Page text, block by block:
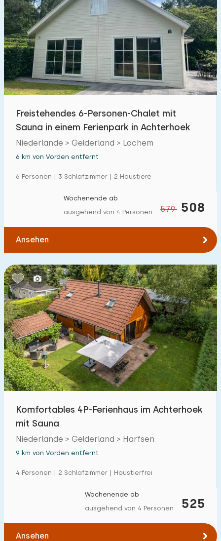
Freistehendes 6-Personen-Chalet mit
Sauna in einem Ferienpark in Achterhoek
Niederlande > Gelderland > Lochem
6 km von Vorden entfernt
6 Personen | 3 Schlafzimmer | 2 Haustiere
579 508
Wochenende ab
ausgehend von 4 Personen
Ansehen
Komfortables 4P-Ferienhaus im Achterhoek
mit Sauna
Niederlande > Gelderland > Harfsen
9 km von Vorden entfernt
4 Personen | 2 Schlafzimmer | Haustierfrei
525
Wochenende ab
ausgehend von 4 Personen
Ansehen